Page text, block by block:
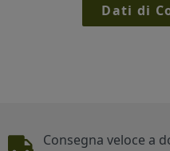
Dati di
Piè di pagina
Consegna veloce a